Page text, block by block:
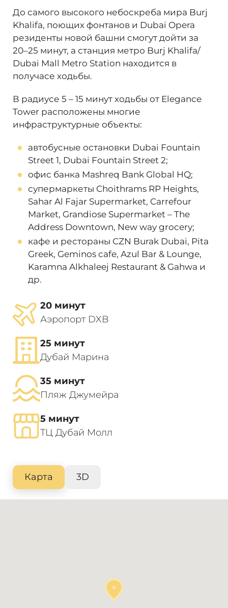
До самого высокого небоскреба мира Burj
Khalifa, поющих фонтанов и Dubai Opera
резиденты новой башни смогут дойти за
20–25 минут, а станция метро Burj Khalifa/
Dubai Mall Metro Station находится в
получасе ходьбы.
В радиусе 5 – 15 минут ходьбы от Elegance
Tower расположены многие
инфраструктурные объекты:
автобусные остановки Dubai Fountain
Street 1, Dubai Fountain Street 2;
офис банка Mashreq Bank Global HQ;
супермаркеты Choithrams RP Heights,
Sahar Al Fajar Supermarket, Carrefour
Market, Grandiose Supermarket – The
Address Downtown, New way grocery;
кафе и рестораны CZN Burak Dubai, Pita
Greek, Geminos cafe, Azul Bar & Lounge,
Karamna Alkhaleej Restaurant & Gahwa и
др.
20 минут
Аэропорт DXB
25 минут
Дубай Марина
35 минут
Пляж Джумейра
5 минут
ТЦ Дубай Молл
Карта 3D